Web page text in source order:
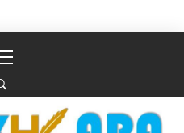
меню
саяси газеті